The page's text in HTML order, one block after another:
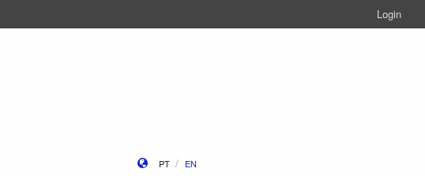
Login
PT EN